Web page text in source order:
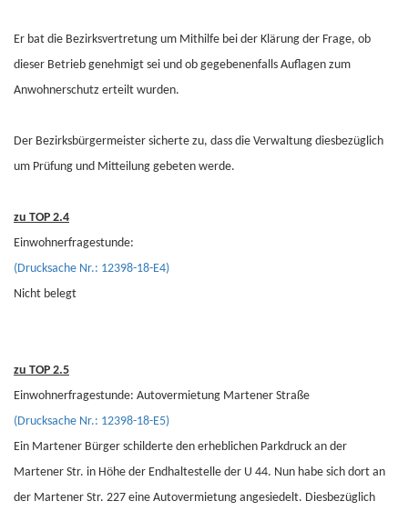
Er bat die Bezirksvertretung um Mithilfe bei der Klärung der Frage, ob
dieser Betrieb genehmigt sei und ob gegebenenfalls Auflagen zum
Anwohnerschutz erteilt wurden.
Der Bezirksbürgermeister sicherte zu, dass die Verwaltung diesbezüglich
um Prüfung und Mitteilung gebeten werde.
zu TOP 2.4
Einwohnerfragestunde:
(Drucksache Nr.: 12398-18-E4)
Nicht belegt
zu TOP 2.5
Einwohnerfragestunde: Autovermietung Martener Straße
(Drucksache Nr.: 12398-18-E5)
Ein Martener Bürger schilderte den erheblichen Parkdruck an der
Martener Str. in Höhe der Endhaltestelle der U 44. Nun habe sich dort an
der Martener Str. 227 eine Autovermietung angesiedelt. Diesbezüglich